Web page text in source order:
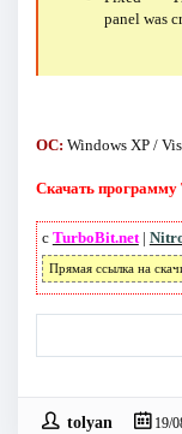
panel was
ОС: Windows XP /
Скачать
с TurboBit.net|
Прямая ссылка на
tolyan 19/